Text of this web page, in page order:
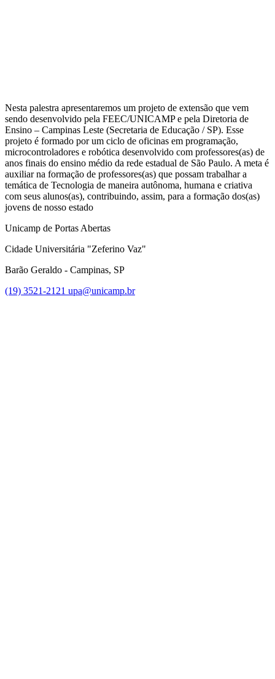
Nesta palestra apresentaremos um projeto de extensão que vem
sendo desenvolvido pela FEEC/UNICAMP e pela Diretoria de
Ensino – Campinas Leste (Secretaria de Educação / SP). Esse
projeto é formado por um ciclo de oficinas em programação,
microcontroladores e robótica desenvolvido com professores(as) de
anos finais do ensino médio da rede estadual de São Paulo. A meta é
auxiliar na formação de professores(as) que possam trabalhar a
temática de Tecnologia de maneira autônoma, humana e criativa
com seus alunos(as), contribuindo, assim, para a formação dos(as)
jovens de nosso estado
Unicamp de Portas Abertas
Cidade Universitária "Zeferino Vaz"
Barão Geraldo - Campinas, SP
(19) 3521-2121 upa@unicamp.br